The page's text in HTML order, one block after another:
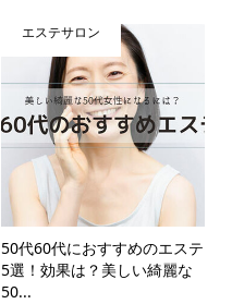
エステサロン
50代60代におすすめのエステ
5選！効果は？美しい綺麗な
50...